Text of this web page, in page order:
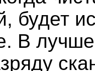
будет
В